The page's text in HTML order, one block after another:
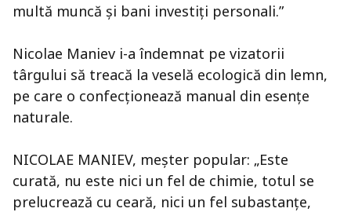
multă muncă şi bani investiţi personali.”
Nicolae Maniev i-a îndemnat pe vizatorii
târgului să treacă la veselă ecologică din lemn,
pe care o confecţionează manual din esenţe
naturale.
NICOLAE MANIEV, meşter popular: „Este
curată, nu este nici un fel de chimie, totul se
prelucrează cu ceară, nici un fel subastanţe,